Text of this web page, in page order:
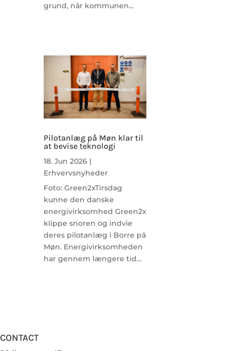
grund, når kommunen...
Pilotanlæg på Møn klar til
at bevise teknologi
18. Jun 2026|
Erhvervsnyheder
Foto: Green2xTirsdag
kunne den danske
energivirksomhed Green2x
klippe snoren og indvie
deres pilotanlæg i Borre på
Møn. Energivirksomheden
har gennem længere tid...
CONTACT